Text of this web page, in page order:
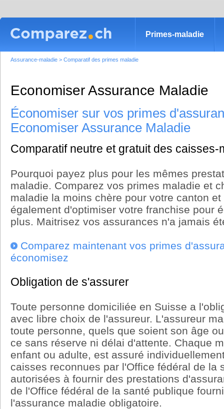
Primes-maladie
Assurance-maladie > Comparatif des primes maladie
Economiser Assurance Maladie
Économiser sur vos primes
Economiser Assurance Maladie
Comparatif neutre et gratuit des caisses-
Pourquoi payez plus pour les mêmes
maladie. Comparez vos primes maladie et
maladie la moins chère pour votre canton
également d'optimiser votre franchise pour
plus. Maitrisez vos assurances n'a jamais
Comparez maintenant vos primes
économisez
Obligation de s'assurer
Toute personne domiciliée en Suisse a
avec libre choix de l'assureur. L'assureur
toute personne, quels que soient son âge
ce sans réserve ni délai d'attente. Chaque
enfant ou adulte, est assuré
caisses reconnues par l'Office fédéral de la
autorisées à fournir des prestations
de l'Office fédéral de la santé publique
l'assurance maladie obligatoire.